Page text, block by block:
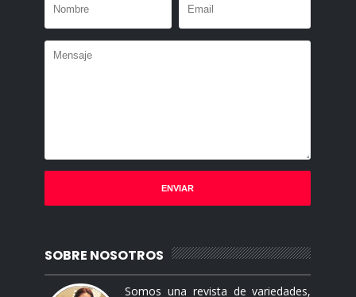
SOBRE NOSOTROS
Somos una revista de variedades,